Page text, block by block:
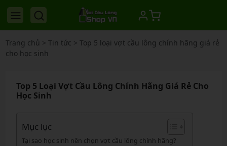
Trang chủ > Tin tức > Top 5 loại vợt cầu lông chính hãng giá rẻ
cho học sinh
Top 5 Loại Vợt Cầu Lông Chính Hãng Giá Rẻ Cho
Học Sinh
Mục lục
Tại sao học sinh nên chọn vợt cầu lông chính hãng?